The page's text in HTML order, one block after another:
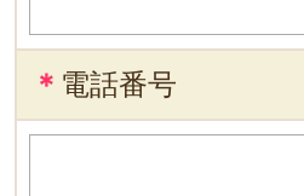
＊ 電話番号